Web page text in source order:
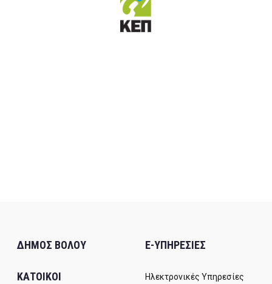
ΔΗΜΟΣ ΒΟΛΟΥ
ΚΑΤΟΙΚΟΙ
E-ΥΠΗΡΕΣΙΕΣ
Ηλεκτρονικές Υπηρεσίες